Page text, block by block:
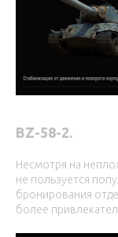
BZ-58-2.
Несмотря на
не пользуется
бронирования
более